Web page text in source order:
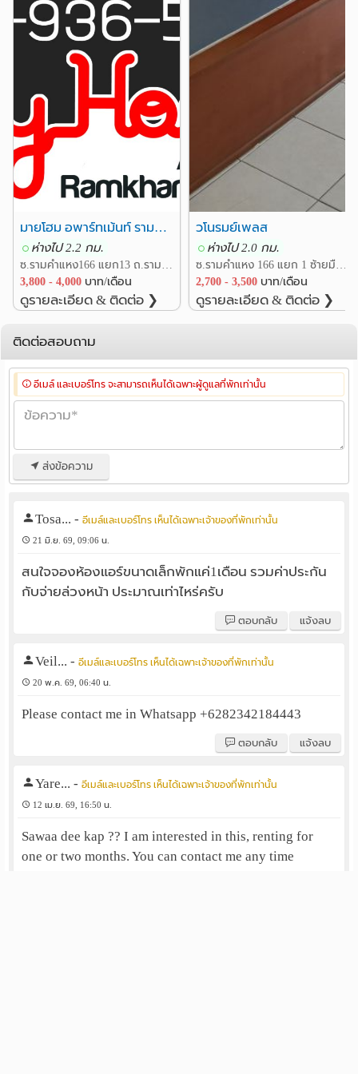
มายโฮม อพาร์ทเม้นท์ รามคำแหง166 164 170 ร่มเกล้า มีนบุรี
ห่างไป 2.2 กม.
ซ.รามคำแหง166 แยก13 ถ.รามคำแหง แขวงมีนบุรี เขตมีนบุรี กรุงเทพ
3,800 - 4,000 บาท/เดือน
ดูรายละเอียด & ติดต่อ ❯
วโนรมย์เพลส
ห่างไป 2.0 กม.
ซ.รามคำแหง 166 แยก 1 ซ้ายมือ แขวงมีนบุรี เขตมีนบุรี กรุงเทพ
2,700 - 3,500 บาท/เดือน
ดูรายละเอียด & ติดต่อ ❯
ติดต่อสอบถาม
อีเมล์ และเบอร์โทร จะสามารถเห็นได้เฉพาะผู้ดูแลที่พักเท่านั้น
ส่งข้อความ
Tosa... -อีเมล์และเบอร์โทร เห็นได้เฉพาะเจ้าของที่พักเท่านั้น
21 มิ.ย. 69, 09:06 น.
สนใจจองห้องแอร์ขนาดเล็กพักแค่1เดือน รวมค่าประกัน
กับจ่ายล่วงหน้า ประมาณเท่าไหร่ครับ
ตอบกลับ แจ้งลบ
Veil... -อีเมล์และเบอร์โทร เห็นได้เฉพาะเจ้าของที่พักเท่านั้น
20 พ.ค. 69, 06:40 น.
Please contact me in Whatsapp +6282342184443
ตอบกลับ แจ้งลบ
Yare... -อีเมล์และเบอร์โทร เห็นได้เฉพาะเจ้าของที่พักเท่านั้น
12 เม.ย. 69, 16:50 น.
Sawaa dee kap ?? I am interested in this, renting for
one or two months. You can contact me any time